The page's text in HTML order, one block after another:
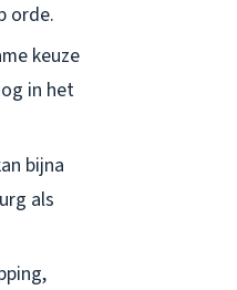
orde.
keuze
in het
bijna
als